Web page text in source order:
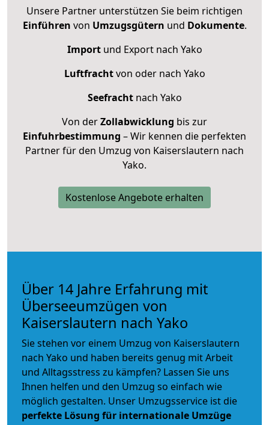
Unsere Partner unterstützen Sie beim richtigen
Einführen von Umzugsgütern und Dokumente.
Importund Export nach Yako
Luftfrachtvon oder nach Yako
Seefrachtnach Yako
Von derZollabwicklung bis zur
Einfuhrbestimmung – Wir kennen die perfekten
Partner für den Umzug von Kaiserslautern nach
Yako.
Kostenlose Angebote erhalten
Über 14 Jahre Erfahrung mit
Überseeumzügen von
Kaiserslautern nach Yako
Sie stehen vor einem Umzug von Kaiserslautern
nach Yako und haben bereits genug mit Arbeit
und Alltagsstress zu kämpfen? Lassen Sie uns
Ihnen helfen und den Umzug so einfach wie
möglich gestalten. Unser Umzugsservice ist die
perfekte Lösung für internationale Umzüge